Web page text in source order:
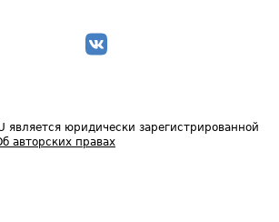
является юридически зарегистрированной
авторских правах